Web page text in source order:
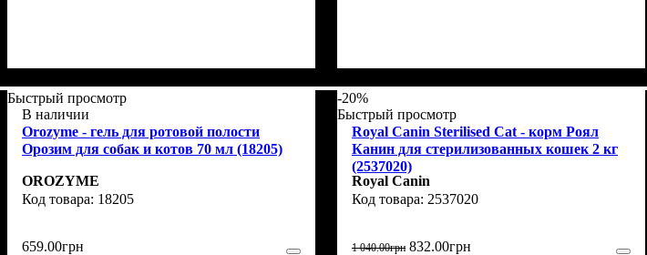
Быстрый просмотр
В наличии
Orozyme - гель для ротовой полости
Орозим для собак и котов 70 мл (18205)
OROZYME
18205
659.00грн
-20%
Быстрый просмотр
Royal Canin Sterilised Cat - корм Роял
Канин для стерилизованных кошек 2 кг
(2537020)
Royal Canin
2537020
1 040.00грн 832.00грн